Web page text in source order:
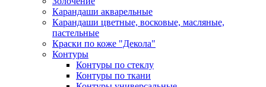
Карандаши акварельные
Карандаши цветные, восковые, масляные,
пастельные
Краски по коже "Декола"
Контуры
Контуры по стеклу
Контуры по ткани